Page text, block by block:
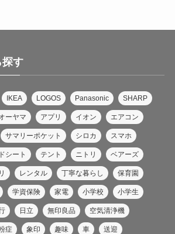
探す
IKEA LOGOS Panasonic SHARP
ーヤマ アプリ イオン エアコン
サマリーポケット シロカ スマホ
シート テント ニトリ ベアーズ
レンタル 丁寧な暮らし 保育園
学資保険 家電 小学校 小学生
日立 無印良品 空気清浄機
症 象印 趣味 車 送迎